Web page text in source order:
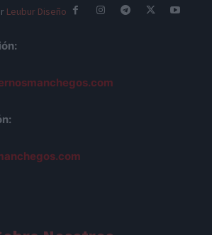
Leubur Diseño